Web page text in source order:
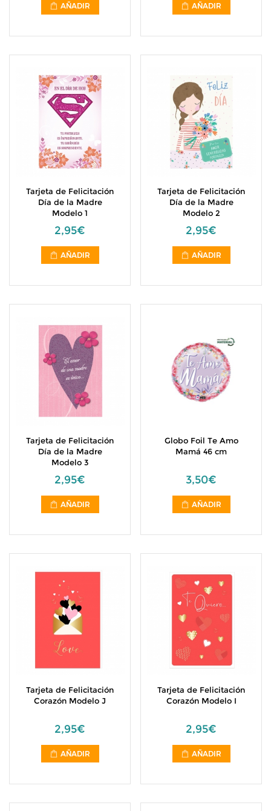
AÑADIR AÑADIR
Tarjeta de Felicitación
Día de la Madre
Modelo 1
2,95€
AÑADIR
Tarjeta de Felicitación
Día de la Madre
Modelo 2
2,95€
AÑADIR
Tarjeta de Felicitación
Día de la Madre
Modelo 3
2,95€
AÑADIR
Globo Foil Te Amo
Mamá 46 cm
3,50€
AÑADIR
Tarjeta de Felicitación
Corazón Modelo J
2,95€
AÑADIR
Tarjeta de Felicitación
Corazón Modelo I
2,95€
AÑADIR